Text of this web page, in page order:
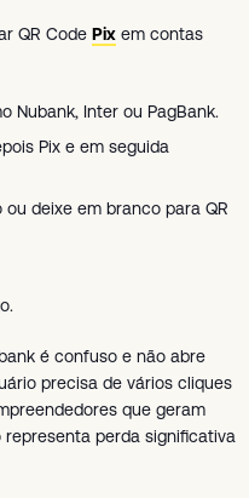
QR Code Pix em contas
Nubank, Inter ou PagBank.
Pix e em seguida
deixe em branco para QR
é confuso e não abre
precisa de vários cliques
que geram
representa perda significativa